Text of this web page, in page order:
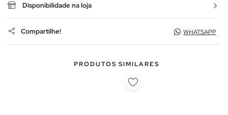
Disponibilidade na loja
Compartilhe! WHATSAPP
PRODUTOS SIMILARES